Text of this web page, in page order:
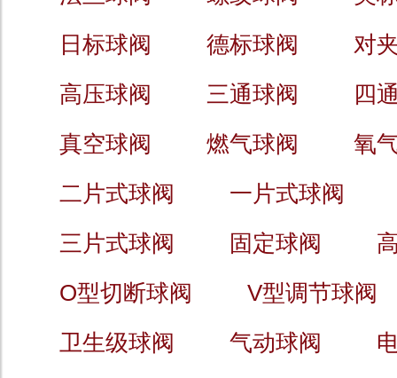
日标球阀
德标球阀
对
高压球阀
三通球阀
四
真空球阀
燃气球阀
氧
二片式球阀
一片式球阀
三片式球阀
固定球阀
O型切断球阀
V型调节球阀
卫生级球阀
气动球阀